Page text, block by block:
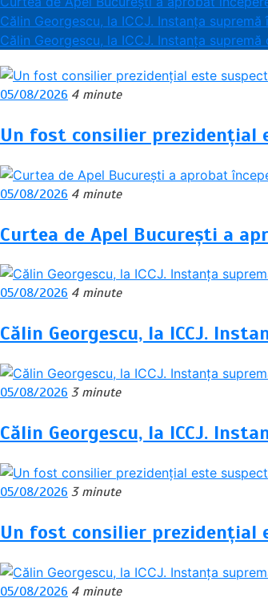
Călin Georgescu, la ICCJ. Instanța
Călin Georgescu, la ICCJ. Instanța
05/08/2026 4 minute
Un fost consilier prezidențial
05/08/2026 4 minute
Curtea de Apel București a
05/08/2026 4 minute
Călin Georgescu, la ICCJ.
05/08/2026 3 minute
Călin Georgescu, la ICCJ.
05/08/2026 3 minute
Un fost consilier prezidențial
05/08/2026 4 minute